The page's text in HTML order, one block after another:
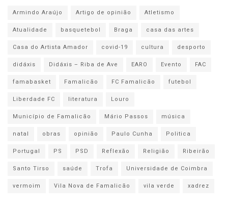
Armindo Araújo Artigo de opinião
Atletismo
Atualidade
basquetebol Braga
casa das artes
Casa do Artista Amador
covid-19 cultura
desporto
didáxis
Didáxis – Riba de Ave EARO Evento
FAC
famabasket
Famalicão FC Famalicão
futebol
Liberdade FC
literatura
Louro
Município de Famalicão
Mário Passos
música
natal
obras opinião Paulo Cunha
Politica
Portugal
PS PSD Reflexão Religião
Ribeirão
Santo Tirso
saúde Trofa
Universidade de Coimbra
vermoim
Vila Nova de Famalicão vila verde xadrez